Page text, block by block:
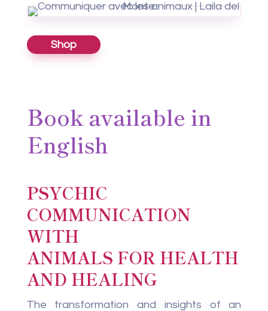
Shop
Book available in
English
PSYCHIC
COMMUNICATION
WITH
ANIMALS FOR HEALTH
AND HEALING
The transformation and insights of an